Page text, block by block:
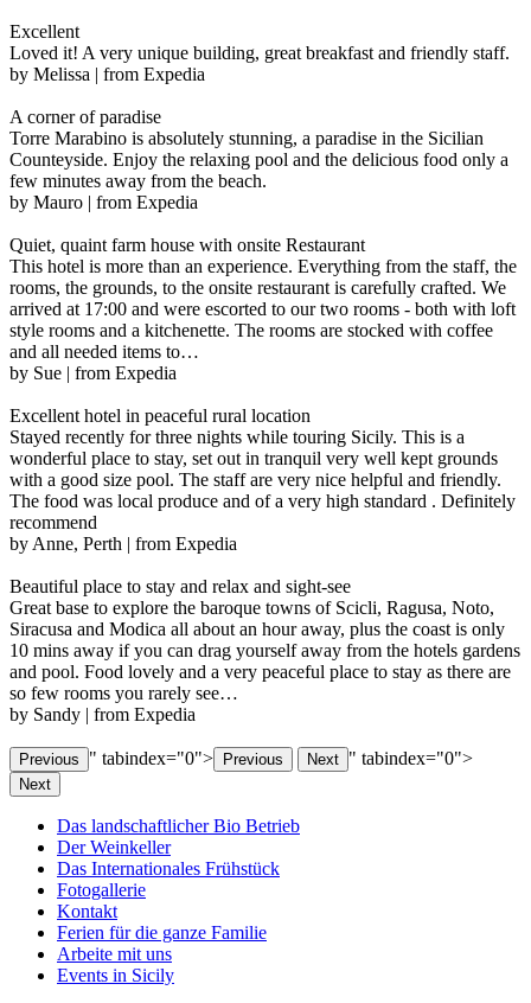
Excellent
Loved it! A very unique building, great breakfast and friendly staff.
by Melissa | from Expedia
A corner of paradise
Torre Marabino is absolutely stunning, a paradise in the Sicilian
Counteyside. Enjoy the relaxing pool and the delicious food only a
few minutes away from the beach.
by Mauro | from Expedia
Quiet, quaint farm house with onsite Restaurant
This hotel is more than an experience. Everything from the staff, the
rooms, the grounds, to the onsite restaurant is carefully crafted. We
arrived at 17:00 and were escorted to our two rooms - both with loft
style rooms and a kitchenette. The rooms are stocked with coffee
and all needed items to…
by Sue | from Expedia
Excellent hotel in peaceful rural location
Stayed recently for three nights while touring Sicily. This is a
wonderful place to stay, set out in tranquil very well kept grounds
with a good size pool. The staff are very nice helpful and friendly.
The food was local produce and of a very high standard . Definitely
recommend
by Anne, Perth | from Expedia
Beautiful place to stay and relax and sight-see
Great base to explore the baroque towns of Scicli, Ragusa, Noto,
Siracusa and Modica all about an hour away, plus the coast is only
10 mins away if you can drag yourself away from the hotels gardens
and pool. Food lovely and a very peaceful place to stay as there are
so few rooms you rarely see…
by Sandy | from Expedia
Previous " tabindex="0"> Previous Next " tabindex="0">
Next
Das landschaftlicher Bio Betrieb
Der Weinkeller
Das Internationales Frühstück
Fotogallerie
Kontakt
Ferien für die ganze Familie
Arbeite mit uns
Events in Sicily